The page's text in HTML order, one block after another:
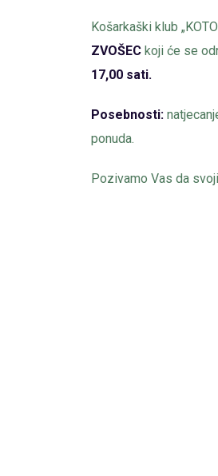
Košarkaški klub
ZVOŠEC koji će se
17,00 sati.
Posebnosti:
ponuda.
Pozivamo Vas da